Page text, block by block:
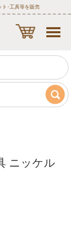
ト･工具等を販売
ニッケル